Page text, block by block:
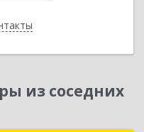
из соседних